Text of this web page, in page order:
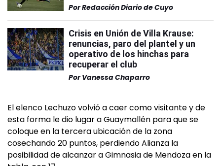
PorRedacción Diario de Cuyo
Crisis en Unión de Villa Krause:
renuncias, paro del plantel y un
operativo de los hinchas para
recuperar el club
Por Vanessa Chaparro
El elenco Lechuzo volvió a caer como visitante y de
esta forma le dio lugar a Guaymallén para que se
coloque en la tercera ubicación de la zona
cosechando 20 puntos, perdiendo Alianza la
posibilidad de alcanzar a Gimnasia de Mendoza en la